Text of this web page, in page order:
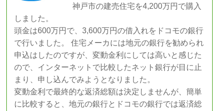
神戸市の建売住宅を4,200万円で購入
しました。
頭金は600万円で、3,600万円の借入れをドコモの銀行
で行いました。 住宅メーカには地元の銀行を勧められ
申込はしたのですが、変動金利にしては高いと感じた
ので、インターネットで比較したネット銀行が目に止
まり、申し込んでみようとなりました。
変動金利で最終的な返済総額は決定しませんが、簡単
に比較すると、地元の銀行とドコモの銀行では返済総